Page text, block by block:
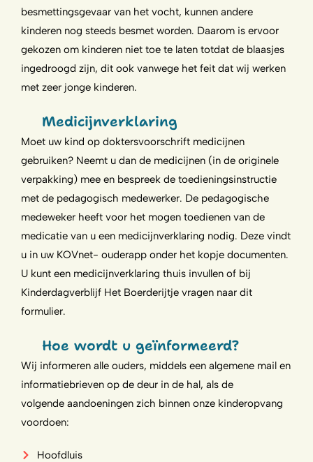
besmettingsgevaar van het vocht, kunnen andere
kinderen nog steeds besmet worden. Daarom is ervoor
gekozen om kinderen niet toe te laten totdat de blaasjes
ingedroogd zijn, dit ook vanwege het feit dat wij werken
met zeer jonge kinderen.
Medicijnverklaring
Moet uw kind op doktersvoorschrift medicijnen
gebruiken? Neemt u dan de medicijnen (in de originele
verpakking) mee en bespreek de toedieningsinstructie
met de pedagogisch medewerker. De pedagogische
medeweker heeft voor het mogen toedienen van de
medicatie van u een medicijnverklaring nodig. Deze vindt
u in uw KOVnet- ouderapp onder het kopje documenten.
U kunt een medicijnverklaring thuis invullen of bij
Kinderdagverblijf Het Boerderijtje vragen naar dit
formulier.
Hoe wordt u geïnformeerd?
Wij informeren alle ouders, middels een algemene mail en
informatiebrieven op de deur in de hal, als de
volgende aandoeningen zich binnen onze kinderopvang
voordoen:
Hoofdluis